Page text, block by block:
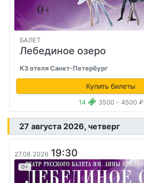
БАЛЕТ
Лебединое озеро
КЗ отеля Санкт-Петербург
Купить билеты
14 3500 - 4500 ₽
27 августа 2026, четверг
27.08.2026 19:30
0+